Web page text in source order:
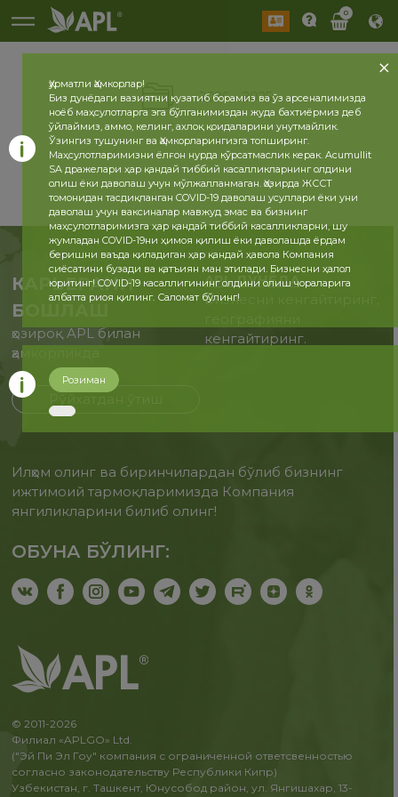
0
2026 2025
КАРЬЕРАНИ
БОШЛАШ
ҳозироқ APL билан
ҳамкорликда
APL ДУНЁДА
Бизнесни кенгайтиринг,
кенгайтиринг.
Илҳом олинг ва биринчилардан бўлиб бизнинг
ижтимоий тармоқларимизда Компания
янгиликларини билиб олинг!
ОБУНА БЎЛИНГ:
© 2011-2026
Филиал «APLGO» Ltd.
("Эй Пи Эл Гоу" компания с ограниченной ответсвенностью
согласно законодательству Республики Кипр)
Узбекистан, г. Ташкент, Юнусобод район, ул. Янгишахар, 13-
Ҳурматли Ҳамкорлар!
Биз дунёдаги вазиятни кузатиб борамиз ва ўз арсеналимизда
ноёб маҳсулотларга эга бўлганимиздан жуда бахтиёрмиз деб
ўйлаймиз, аммо, келинг, ахлоқ қоидаларини унутмайлик.
Ўзингиз тушунинг ва Ҳамкорларингизга топширинг.
Маҳсулотларимизни ёлғон нурда кўрсатмаслик керак. Acumullit
SA дражелари ҳар қандай тиббий касалликларнинг олдини
олиш ёки даволаш учун мўлжалланмаган. Ҳозирда ЖССТ
томонидан тасдиқланган COVID-19 даволаш усуллари ёки уни
даволаш учун ваксиналар мавжуд эмас ва бизнинг
маҳсулотларимизга ҳар қандай тиббий касалликларни, шу
жумладан COVID-19ни ҳимоя қилиш ёки даволашда ёрдам
беришни ваъда қиладиган ҳар қандай ҳавола Компания
сиёсатини бузади ва қатъиян ман этилади. Бизнесни ҳалол
юритинг! COVID-19 касаллигининг олдини олиш чораларига
албатта риоя қилинг. Саломат бўлинг!
Розиман